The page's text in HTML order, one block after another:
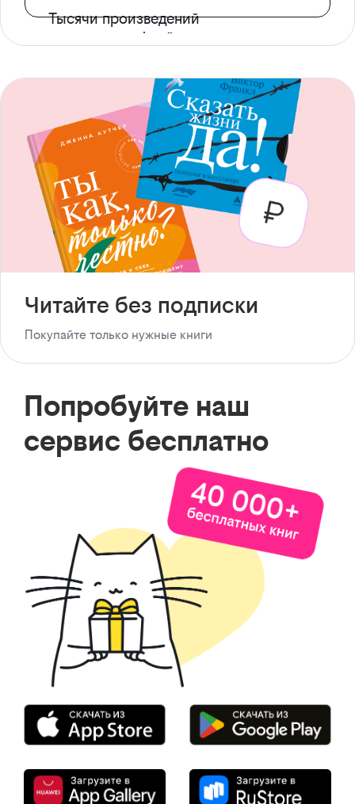
Тысячи произведений
с доступом офлайн
Читайте без подписки
Покупайте только нужные книги
Попробуйте наш
сервис бесплатно